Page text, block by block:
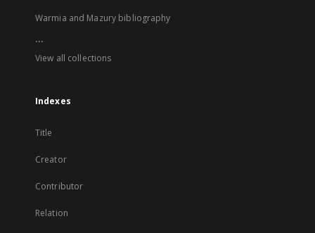
Warmia and Mazury bibliography
...
View all collections
Indexes
Title
Creator
Contributor
Relation